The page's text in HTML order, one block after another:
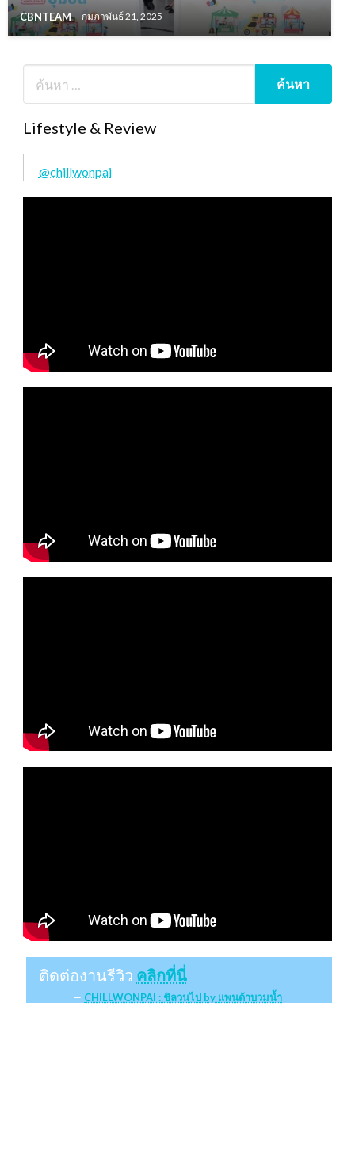
CBNTEAM กุมภาพันธ์ 21, 2025
Lifestyle & Review
@chillwonpai
ติดต่องานรีวิว คลิกที่นี่
CHILLWONPAI : ชิลวนไป by แพนด้าบวมน้ำ